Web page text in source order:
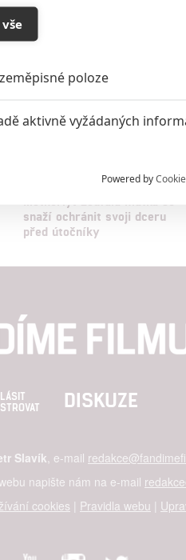
snaží ochránit svoji dceru
před útočníky
DISKUZE
Slavík , e-mail
napište nám na e-mail
cookies | Pravidla webu |
poloze
aktivně vyžádaných
v zařízení
údajích a měření reklamy
obsahu, průzkum publika a
zde uvedenými dáváte nám i
a zjišťování podvodů a
obsahu
Powered by